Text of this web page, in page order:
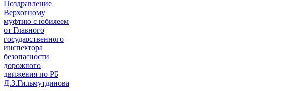
Поздравление
Верховному
муфтию с юбилеем
от Главного
государственного
инспектора
безопасности
дорожного
движения по РБ
Д.З.Гильмутдинова